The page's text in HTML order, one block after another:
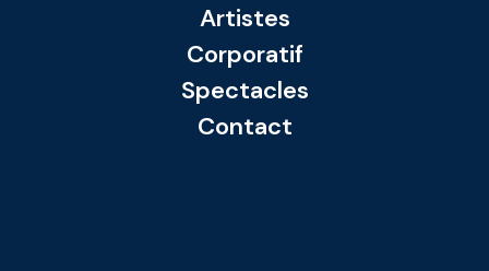
Artistes
Corporatif
Spectacles
Contact